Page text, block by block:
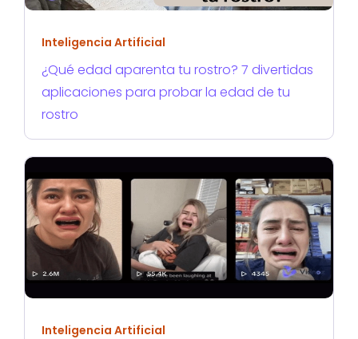
Inteligencia Artificial
¿Qué edad aparenta tu rostro? 7 divertidas
aplicaciones para probar la edad de tu
rostro
Inteligencia Artificial